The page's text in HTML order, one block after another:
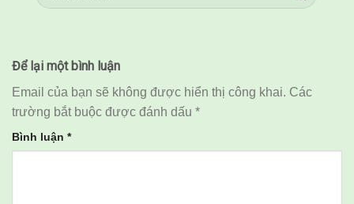
Để lại một bình luận
Email của bạn sẽ không được hiển thị công khai. Các
trường bắt buộc được đánh dấu *
Bình luận *